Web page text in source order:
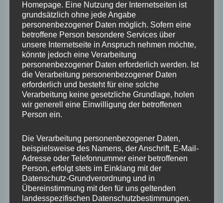
allen unwirtschaftlichen Abteilungen trennen und nur die
Profitablen behalten könnte, mit dem Ergebnis, dass
über kurz oder lang das Krankenhaus entkernt werden
könnte, um all jene Abteilungen, die nicht Gewinnbringer
sind und damit die Gesundheitsvorsorge für die breite
Masse der Bevölkerung nicht mehr gewährleistet wäre“?
4. Beabsichtigt die Landesregierung an die Zahlung von
Erhalt der Standorte Mayen, Nastätten und Boppard in
ihrer jetzigen Form?
5. Welche essenziellen Eckpunkte umfasste die
zwischen dem Gesundheitsministerium und dem GKM
Homepage. Eine Nutzung der Internetseiten ist
grundsätzlich ohne jede Angabe
personenbezogener Daten möglich. Sofern eine
betroffene Person besondere Services über
unsere Internetseite in Anspruch nehmen möchte,
könnte jedoch eine Verarbeitung
personenbezogener Daten erforderlich werden. Ist
die Verarbeitung personenbezogener Daten
erforderlich und besteht für eine solche
Verarbeitung keine gesetzliche Grundlage, holen
wir generell eine Einwilligung der betroffenen
Person ein.
Die Verarbeitung personenbezogener Daten,
beispielsweise des Namens, der Anschrift, E-Mail-
Adresse oder Telefonnummer einer betroffenen
Person, erfolgt stets im Einklang mit der
Datenschutz-Grundverordnung und in
Übereinstimmung mit den für uns geltenden
landesspezifischen Datenschutzbestimmungen.